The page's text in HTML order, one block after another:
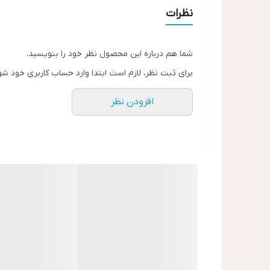
نظرات
شما هم درباره این محصول نظر خود را بنویسید.
برای ثبت نظر، لازم است ابتدا وارد حساب کاربری خود
افزودن نظر